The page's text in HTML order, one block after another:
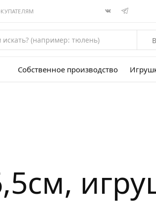
Собственное производство